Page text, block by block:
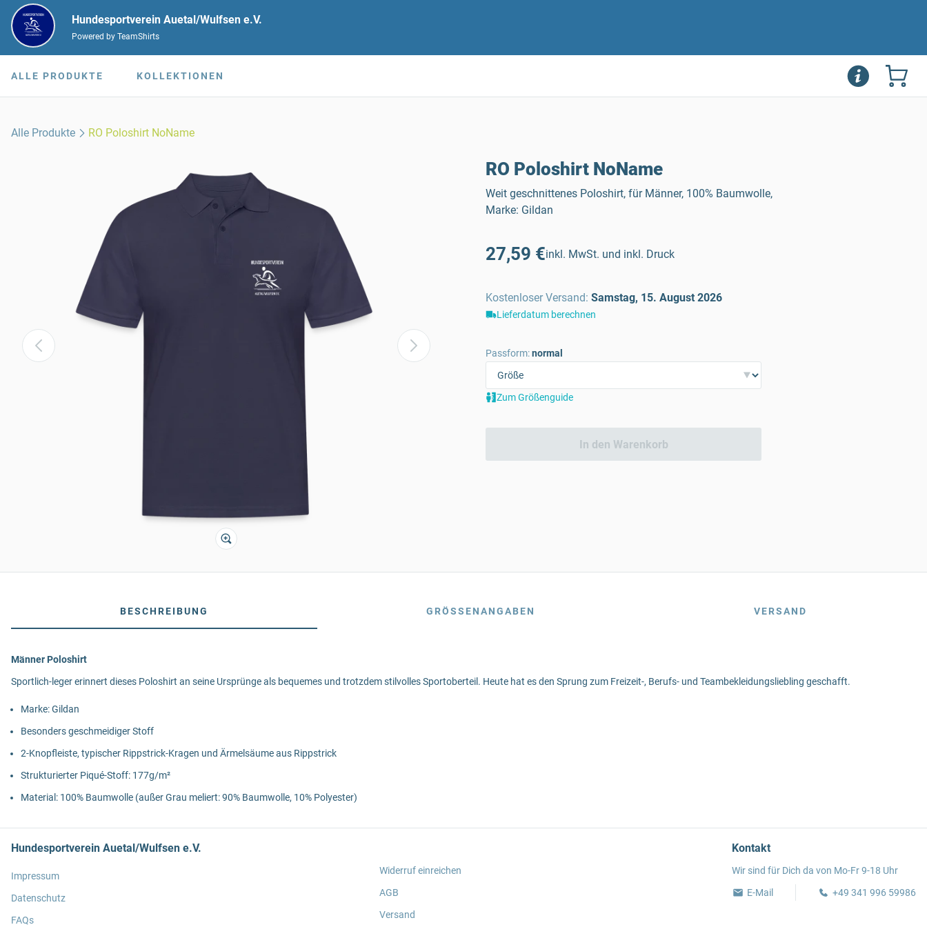
Hundesportverein Auetal/Wulfsen e.V.
Powered by TeamShirts
ALLE PRODUKTE KOLLEKTIONEN
Alle Produkte RO Poloshirt NoName
RO Poloshirt NoName
Weit geschnittenes Poloshirt, für Männer, 100% Baumwolle,
Marke: Gildan
27,59 €inkl. MwSt. und inkl. Druck
Kostenloser Versand: Samstag, 15. August 2026
Lieferdatum berechnen
Passform:normal
Zum Größenguide
In den Warenkorb
BESCHREIBUNG GRÖSSENANGABEN VERSAND
Männer Poloshirt
Sportlich-leger erinnert dieses Poloshirt an seine Ursprünge als bequemes und trotzdem stilvolles Sportoberteil. Heute hat es den Sprung zum Freizeit-, Berufs- und Teambekleidungsliebling geschafft.
Marke: Gildan
Besonders geschmeidiger Stoff
2-Knopfleiste, typischer Rippstrick-Kragen und Ärmelsäume aus Rippstrick
Strukturierter Piqué-Stoff: 177g/m²
Material: 100% Baumwolle (außer Grau meliert: 90% Baumwolle, 10% Polyester)
Hundesportverein Auetal/Wulfsen e.V.
Impressum
Datenschutz
FAQs
Widerruf einreichen
AGB
Versand
Kontakt
Wir sind für Dich da von Mo-Fr 9-18 Uhr
E-Mail
+49 341 996 59986